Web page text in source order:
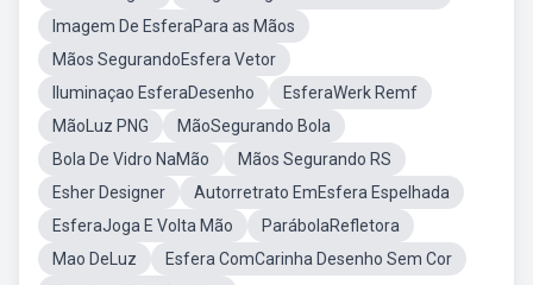
Imagem De EsferaPara as Mãos
Mãos SegurandoEsfera Vetor
Iluminaçao EsferaDesenho
EsferaWerk Remf
MãoLuz PNG
MãoSegurando Bola
Bola De Vidro NaMão
Mãos Segurando RS
Esher Designer
Autorretrato EmEsfera Espelhada
EsferaJoga E Volta Mão
ParábolaRefletora
Mao DeLuz
Esfera ComCarinha Desenho Sem Cor